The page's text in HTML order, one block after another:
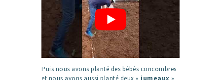
Puis nous avons planté des bébés concombres